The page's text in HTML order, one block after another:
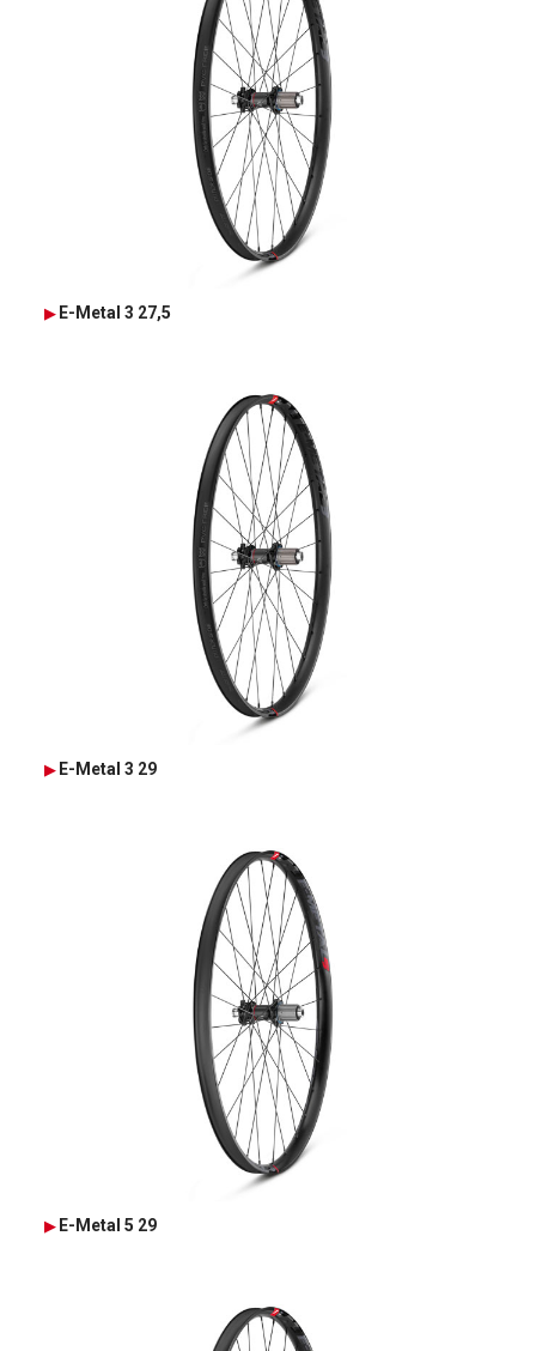
E-Metal 3 27,5
E-Metal 3 29
E-Metal 5 29